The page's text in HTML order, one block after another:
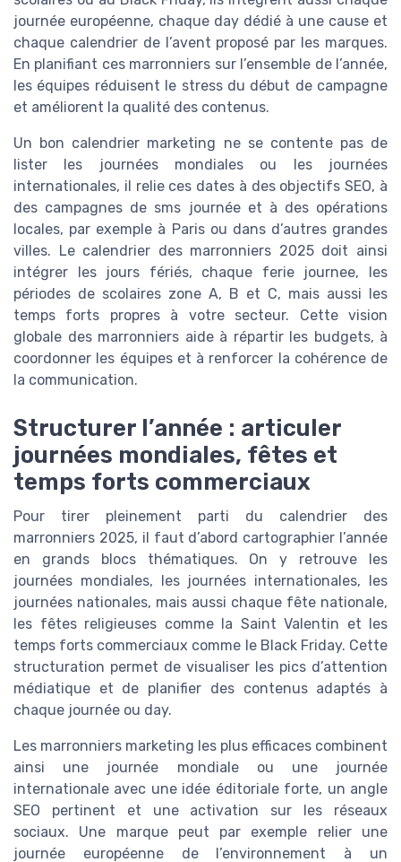
journée européenne, chaque day dédié à une cause et
chaque calendrier de l’avent proposé par les marques.
En planifiant ces marronniers sur l’ensemble de l’année,
les équipes réduisent le stress du début de campagne
et améliorent la qualité des contenus.
Un bon calendrier marketing ne se contente pas de
lister les journées mondiales ou les journées
internationales, il relie ces dates à des objectifs SEO, à
des campagnes de sms journée et à des opérations
locales, par exemple à Paris ou dans d’autres grandes
villes. Le calendrier des marronniers 2025 doit ainsi
intégrer les jours fériés, chaque ferie journee, les
périodes de scolaires zone A, B et C, mais aussi les
temps forts propres à votre secteur. Cette vision
globale des marronniers aide à répartir les budgets, à
coordonner les équipes et à renforcer la cohérence de
la communication.
Structurer l’année : articuler
journées mondiales, fêtes et
temps forts commerciaux
Pour tirer pleinement parti du calendrier des
marronniers 2025, il faut d’abord cartographier l’année
en grands blocs thématiques. On y retrouve les
journées mondiales, les journées internationales, les
journées nationales, mais aussi chaque fête nationale,
les fêtes religieuses comme la Saint Valentin et les
temps forts commerciaux comme le Black Friday. Cette
structuration permet de visualiser les pics d’attention
médiatique et de planifier des contenus adaptés à
chaque journée ou day.
Les marronniers marketing les plus efficaces combinent
ainsi une journée mondiale ou une journée
internationale avec une idée éditoriale forte, un angle
SEO pertinent et une activation sur les réseaux
sociaux. Une marque peut par exemple relier une
journée européenne de l’environnement à un